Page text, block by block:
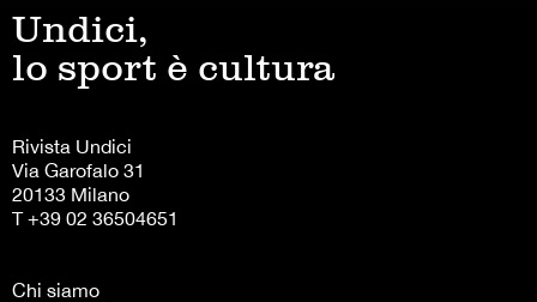
Undici,
lo sport è cultura
Rivista Undici
Via Garofalo 31
20133 Milano
T +39 02 36504651
Chi siamo